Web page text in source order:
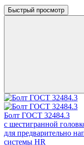
Быстрый просмотр
Болт ГОСТ 32484.3
с шестигранной
для предварительно
системы HR